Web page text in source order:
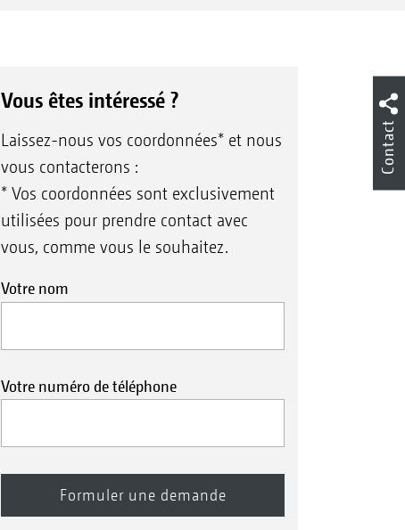
Vous êtes intéressé ?
Laissez-nous vos coordonnées* et nous
vous contacterons :
* Vos coordonnées sont exclusivement
utilisées pour prendre contact avec
vous, comme vous le souhaitez.
Votre nom
Votre numéro de téléphone
Contact